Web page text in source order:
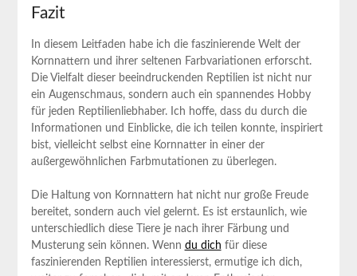
Fazit
In diesem⁢ Leitfaden habe ich⁢ die‍ faszinierende Welt der
‍Kornnattern ⁣und ihrer​ seltenen Farbvariationen erforscht.
Die Vielfalt dieser beeindruckenden‍ Reptilien ist nicht nur⁢
ein Augenschmaus, sondern auch ​ein​ spannendes Hobby
für jeden Reptilienliebhaber. Ich hoffe, dass⁣ du durch die
Informationen und ⁣Einblicke, die ich teilen konnte, inspiriert
bist, vielleicht selbst eine Kornnatter⁢ in einer der
außergewöhnlichen⁢ Farbmutationen⁣ zu überlegen.
Die ⁢Haltung‌ von Kornnattern hat ⁤nicht nur‍ große Freude
bereitet,⁣ sondern auch viel⁣ gelernt.‍ Es​ ist‌ erstaunlich,⁤ wie
unterschiedlich diese⁢ Tiere je ⁣nach ihrer Färbung und
Musterung sein können. Wenn⁣ du ​dich für ​diese
faszinierenden Reptilien‍ interessierst, ermutige ich dich,‌